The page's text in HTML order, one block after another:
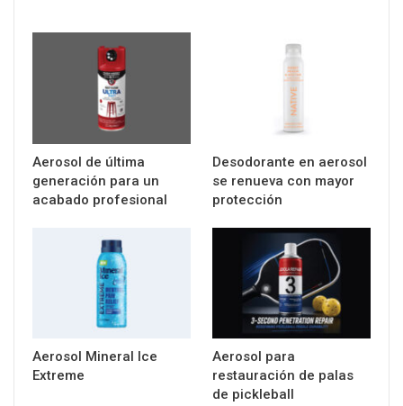
Aerosol de última
generación para un
acabado profesional
Desodorante en aerosol
se renueva con mayor
protección
Aerosol Mineral Ice
Extreme
Aerosol para
restauración de palas
de pickleball